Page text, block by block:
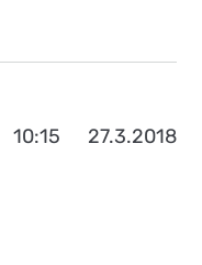
27.3.2018
10:15